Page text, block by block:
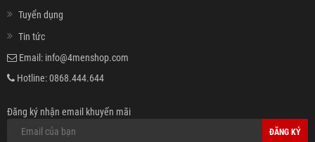
Tuyển dụng
Tin tức
Email: info@4menshop.com
Hotline:0868.444.644
Đăng ký nhận email khuyến mãi
ĐĂNG KÝ